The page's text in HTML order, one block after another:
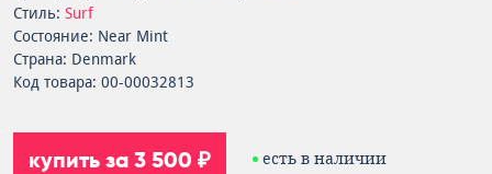
Стиль: Surf
Состояние: Near Mint
Страна: Denmark
Код товара: 00-00032813
купить за 3 500 ₽ есть в наличии